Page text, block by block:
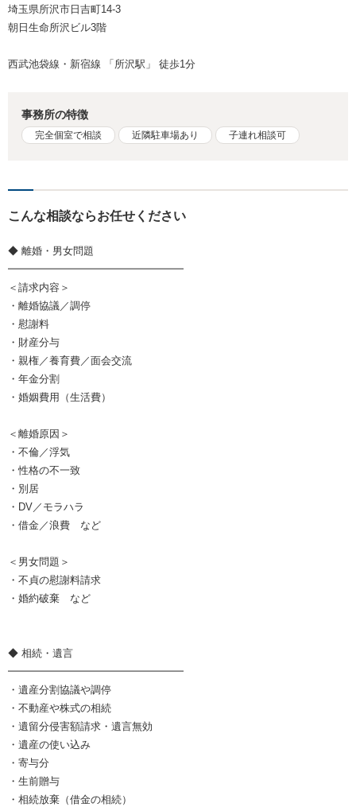
埼玉県所沢市日吉町14-3
朝日生命所沢ビル3階
西武池袋線・新宿線 「所沢駅」 徒歩1分
事務所の特徴
完全個室で相談 近隣駐車場あり 子連れ相談可
こんな相談ならお任せください
◆ 離婚・男女問題
━━━━━━━━━━━━━━━━━
＜請求内容＞
・離婚協議／調停
・慰謝料
・財産分与
・親権／養育費／面会交流
・年金分割
・婚姻費用（生活費）
＜離婚原因＞
・不倫／浮気
・性格の不一致
・別居
・DV／モラハラ
・借金／浪費 など
＜男女問題＞
・不貞の慰謝料請求
・婚約破棄 など
◆ 相続・遺言
━━━━━━━━━━━━━━━━━
・遺産分割協議や調停
・不動産や株式の相続
・遺留分侵害額請求・遺言無効
・遺産の使い込み
・寄与分
・生前贈与
・相続放棄（借金の相続）